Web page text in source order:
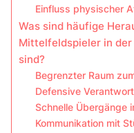
Einfluss physischer
Was sind häufige
Mittelfeldspieler in
sind?
Begrenzter Raum
Defensive
Schnelle Übergänge
Kommunikation mit